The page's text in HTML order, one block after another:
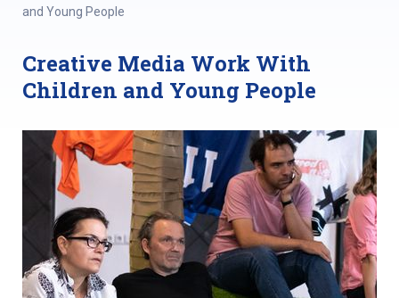
and Young People
Creative Media Work With
Children and Young People